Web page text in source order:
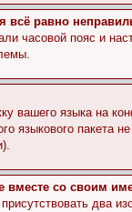
всё равно
часовой пояс и
вашего языка на
языкового
вместе со своим
два